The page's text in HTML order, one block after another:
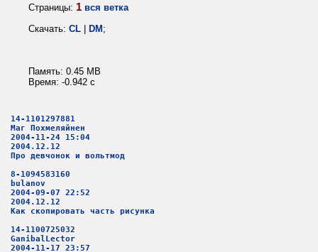
Страницы: 1 вся ветка
Скачать: CL | DM;
Память: 0.45 MB
Время: -0.942 c
14-1101297881
Маг Похмеляйнен
2004-11-24 15:04
2004.12.12
Про девчонок и вольтмод
8-1094583160
bulanov
2004-09-07 22:52
2004.12.12
Как скопировать часть рисунка
14-1100725032
GanibalLector
2004-11-17 23:57